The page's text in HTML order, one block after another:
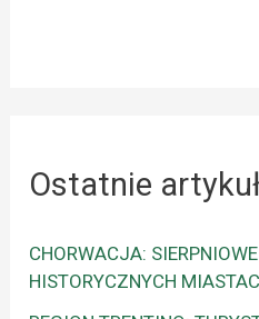
Ostatnie
CHORWACJA:
HISTORYCZNYCH